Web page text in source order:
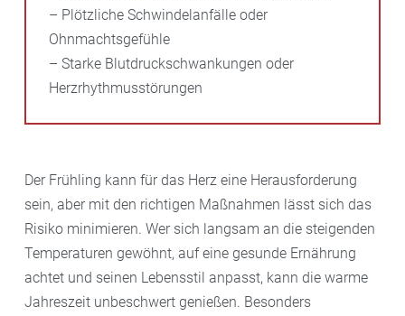
– Plötzliche Schwindelanfälle oder
Ohnmachtsgefühle
– Starke Blutdruckschwankungen oder
Herzrhythmusstörungen
Der Frühling kann für das Herz eine Herausforderung
sein, aber mit den richtigen Maßnahmen lässt sich das
Risiko minimieren. Wer sich langsam an die steigenden
Temperaturen gewöhnt, auf eine gesunde Ernährung
achtet und seinen Lebensstil anpasst, kann die warme
Jahreszeit unbeschwert genießen. Besonders